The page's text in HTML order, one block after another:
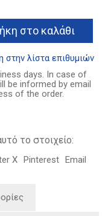
είναι:
14.10€.
στο καλάθι
στην λίστα επιθυμιών
days. In case of
be informed by email
of the order.
το στοιχείο:
X Pinterest Email